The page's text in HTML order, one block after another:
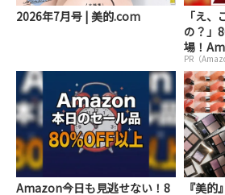
2026年7月号 | 美的.com
「え
の？」
場！
PR（
Amazon今日も見逃せない！8 『美